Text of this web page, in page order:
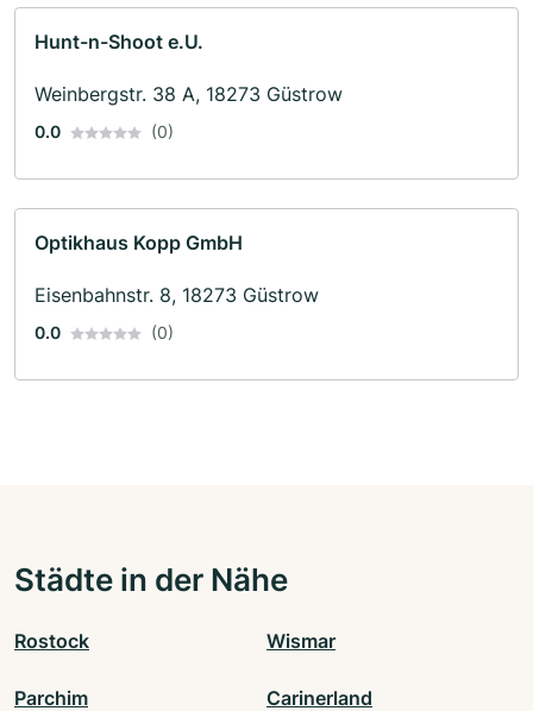
Hunt-n-Shoot e.U.
Weinbergstr. 38 A, 18273 Güstrow
0.0 (0)
Optikhaus Kopp GmbH
Eisenbahnstr. 8, 18273 Güstrow
0.0 (0)
Städte in der Nähe
Rostock Wismar
Parchim Carinerland